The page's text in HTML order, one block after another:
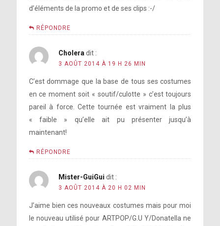
d’éléments de la promo et de ses clips :-/
RÉPONDRE
Cholera dit :
3 AOÛT 2014 À 19 H 26 MIN
C’est dommage que la base de tous ses costumes
en ce moment soit « soutif/culotte » c’est toujours
pareil à force. Cette tournée est vraiment la plus
« faible » qu’elle ait pu présenter jusqu’à
maintenant!
RÉPONDRE
Mister-GuiGui dit :
3 AOÛT 2014 À 20 H 02 MIN
J’aime bien ces nouveaux costumes mais pour moi
le nouveau utilisé pour ARTPOP/G.U Y/Donatella ne